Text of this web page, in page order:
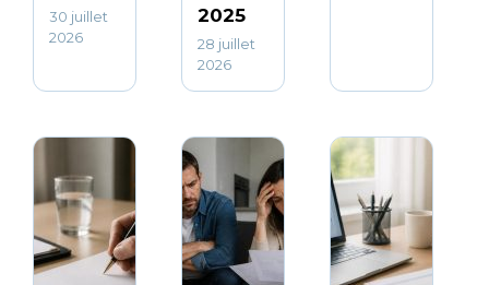
30 juillet
2026
2025
28 juillet
2026